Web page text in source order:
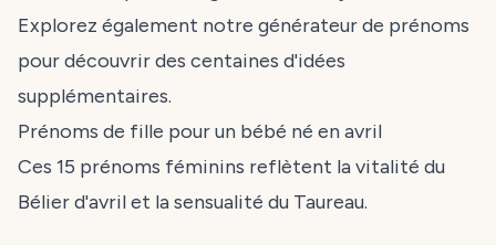
Explorez également notre générateur de prénoms
pour découvrir des centaines d'idées
supplémentaires.
Prénoms de fille pour un bébé né en avril
Ces 15 prénoms féminins reflètent la vitalité du
Bélier d'avril et la sensualité du Taureau.